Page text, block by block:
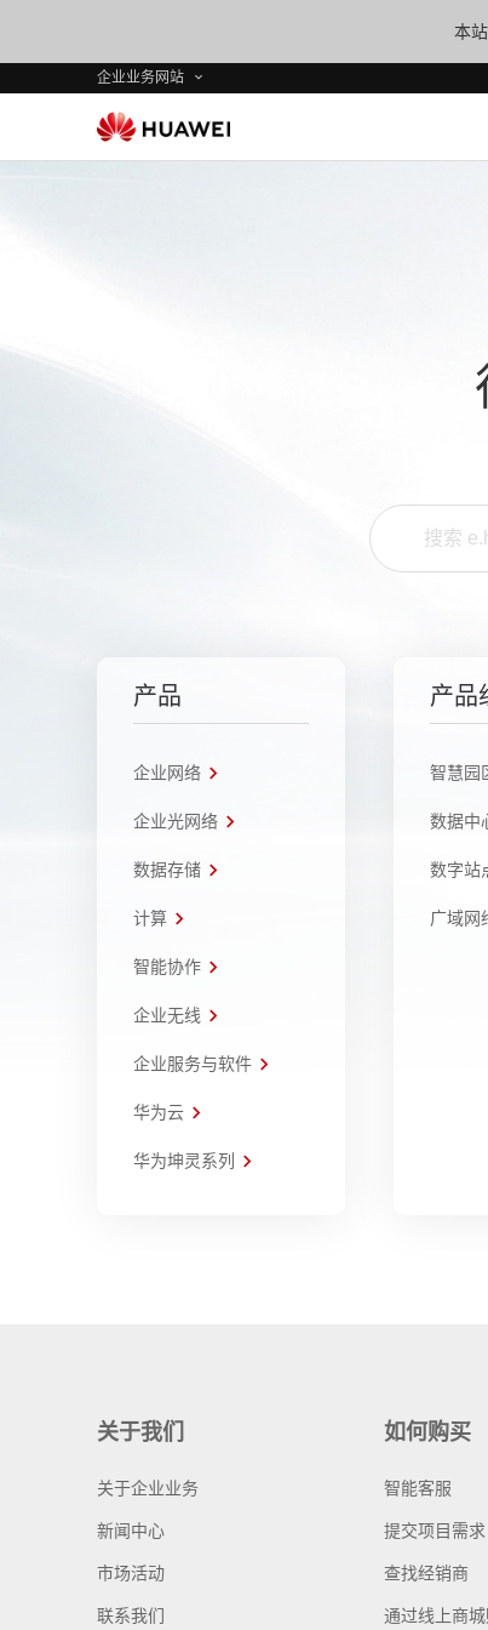
本
企业业务网站
产品
企业网络
企业光网络
数据存储
计算
智能协作
企业无线
企业服务与软件
华为云
华为坤灵系列
产品
智慧园
数据中
数字站
广域网
关于我们
关于企业业务
新闻中心
市场活动
联系我们
如何购买
智能客服
提交项目需求
查找经销商
通过线上商